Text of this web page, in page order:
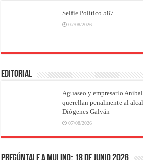
Selfie Político 587
07/08/2026
EDITORIAL
Aguaseo y empresario
querellan penalmente al
Diógenes Galván
07/08/2026